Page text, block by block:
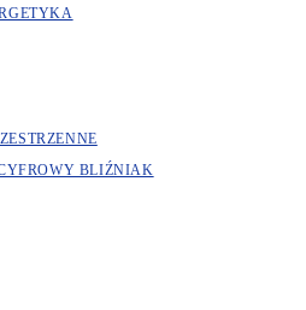
BLIŹNIAK